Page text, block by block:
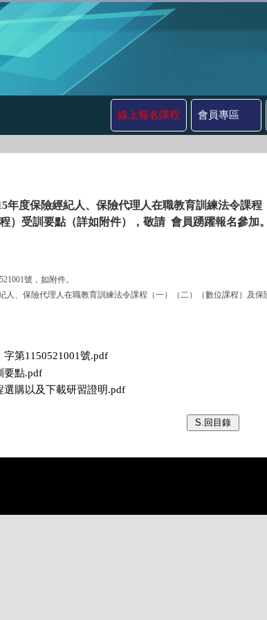
線上報名課程 會員專區
年度保險經紀人、保險代理人在職教育訓練法令課
）受訓要點（詳如附件），敬請 會員踴躍報名參加。
號，如附件。
人、保險代理人在職教育訓練法令課程（一）（二）（數位課程）及
第1150521001號.pdf
要點.pdf
選購以及下載研習證明.pdf